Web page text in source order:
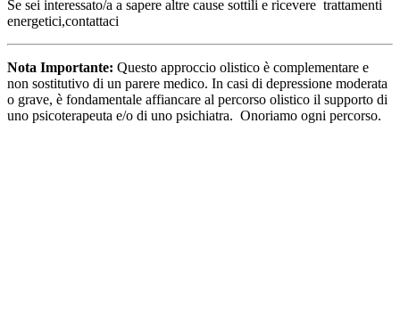
Se sei interessato/a a sapere altre cause sottili e ricevere trattamenti
energetici,contattaci
Nota Importante: Questo approccio olistico è complementare e
non sostitutivo di un parere medico. In casi di depressione moderata
o grave, è fondamentale affiancare al percorso olistico il supporto di
uno psicoterapeuta e/o di uno psichiatra. Onoriamo ogni percorso.